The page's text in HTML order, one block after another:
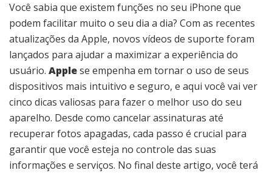
Você sabia que existem funções no seu iPhone que
podem facilitar muito o seu dia a dia? Com as recentes
atualizações da Apple, novos vídeos de suporte foram
lançados para ajudar a maximizar a experiência do
usuário. Applese empenha em tornar o uso de seus
dispositivos mais intuitivo e seguro, e aqui você vai ver
cinco dicas valiosas para fazer o melhor uso do seu
aparelho. Desde como cancelar assinaturas até
recuperar fotos apagadas, cada passo é crucial para
garantir que você esteja no controle das suas
informações e serviços. No final deste artigo, você terá